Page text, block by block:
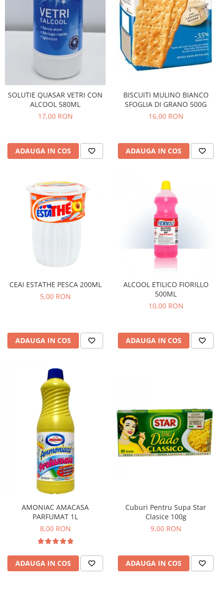
Bere italiana
Vinuri italiene
Bauturi aperitive, alcoolice
Apa italiana
Panettone cozonac italian,
Pandoro si Balocco
Produse fara gluten
Produse de patiserie
SOLUTIE QUASAR VETRI CON
ALCOOL 580ML
17,00 RON
ADAUGA IN COS
BISCUITI MULINO BIANCO
SFOGLIA DI GRANO 500G
16,00 RON
ADAUGA IN COS
CEAI ESTATHE PESCA 200ML
5,00 RON
ADAUGA IN COS
ALCOOL ETILICO FIORILLO
500ML
10,00 RON
ADAUGA IN COS
AMONIAC AMACASA
PARFUMAT 1L
8,00 RON
ADAUGA IN COS
Cuburi Pentru Supa Star
Clasice 100g
9,00 RON
ADAUGA IN COS